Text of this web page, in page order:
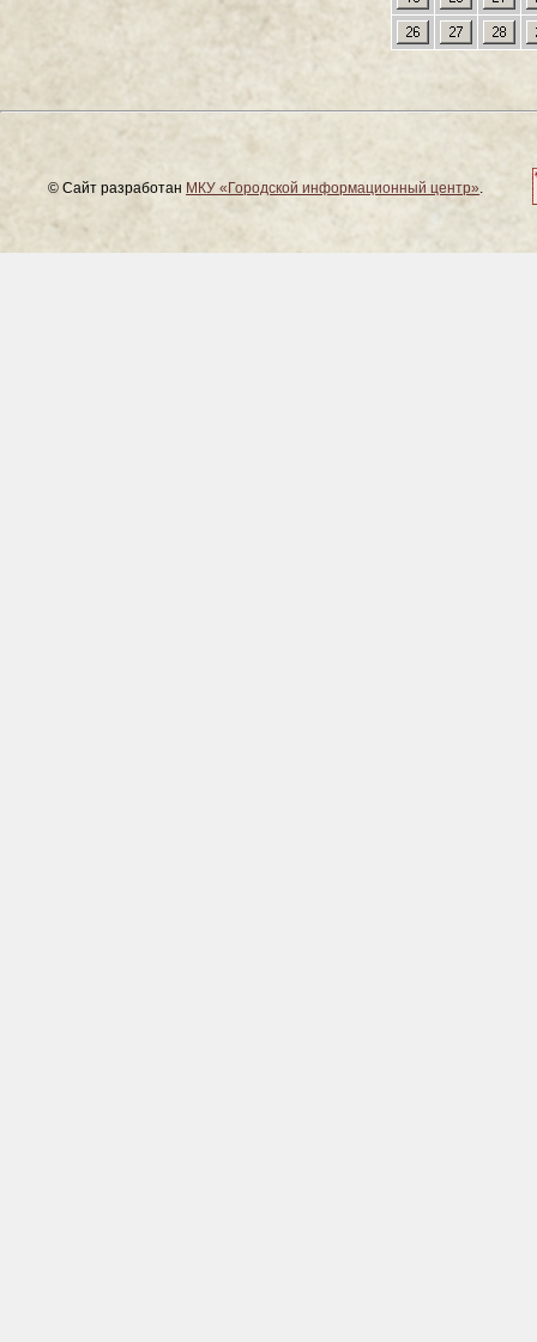
© Сайт разработан МКУ «Городской информационный центр».